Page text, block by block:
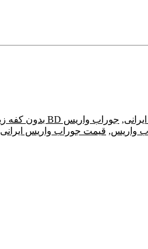
, جوراب واریس BD بدون کفه زیرزانو ورنا
واریس, قیمت جوراب واریس ایرانی